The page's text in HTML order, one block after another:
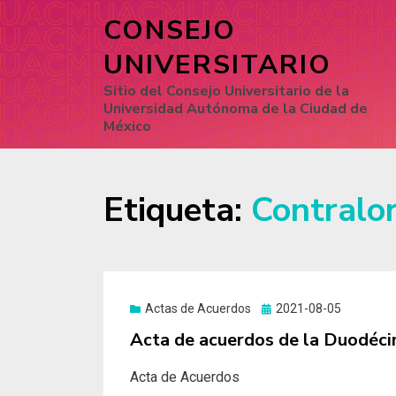
CONSEJO
UNIVERSITARIO
Sitio del Consejo Universitario de la
Universidad Autónoma de la Ciudad de
México
Etiqueta:
Actas de Acuerdos
Posted
2021-08-05
Acta de acuerdos de la
Acta de Acuerdos